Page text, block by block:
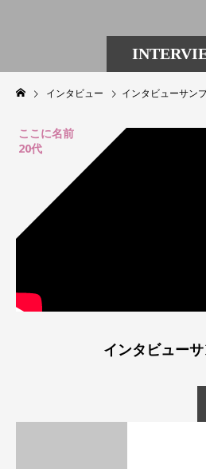
インタビュー インタビューサン
ここに名前
20代
インタビュー